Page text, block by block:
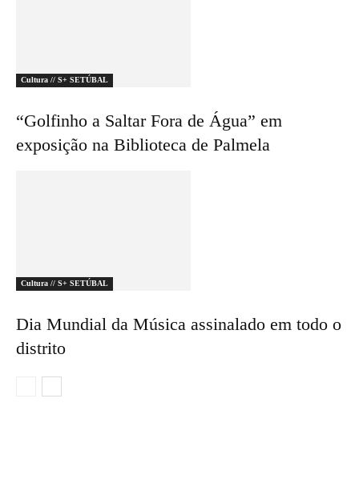
Cultura // S+ SETÚBAL
“Golfinho a Saltar Fora de Água” em
exposição na Biblioteca de Palmela
Cultura // S+ SETÚBAL
Dia Mundial da Música assinalado em todo o
distrito